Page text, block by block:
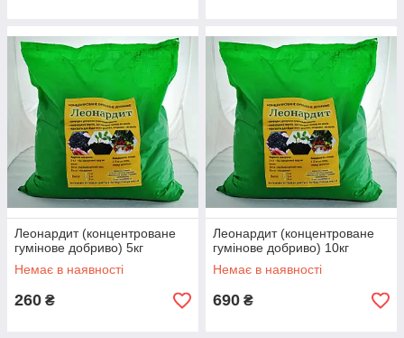
Леонардит (концентроване
гумінове добриво) 5кг
Немає в наявності
260 ₴
Леонардит (концентроване
гумінове добриво) 10кг
Немає в наявності
690 ₴